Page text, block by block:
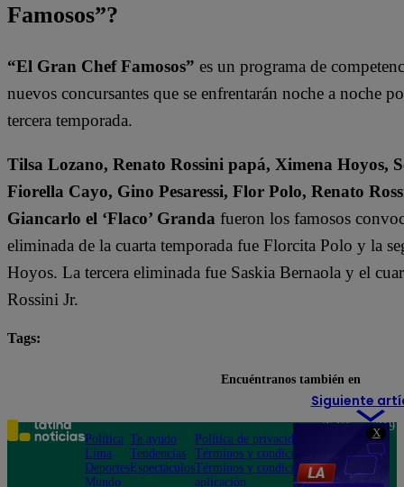
X
Famosos”?
“El Gran Chef Famosos” es un programa de
nuevos concursantes que se enfrentarán noche a noche
tercera temporada.
Tilsa Lozano, Renato Rossini papá, Ximena Hoyos,
Fiorella Cayo, Gino Pesaressi, Flor Polo, Renato
Giancarlo el ‘Flaco’ Granda fueron los famosos
eliminada de la cuarta temporada fue Florcita Polo y la
Hoyos. La tercera eliminada fue Saskia Bernaola y el
Rossini Jr.
Tags:
Siguiente
Encuéntranos también en
Política
Lima
Deportes
Mundo
Te ayudo
Tendencias
Espectáculos
Política de privacidad
Términos y condiciones
Términos y condiciones
aplicación
Teléfono: 219
Av. San
Felipe 968
Jesús María